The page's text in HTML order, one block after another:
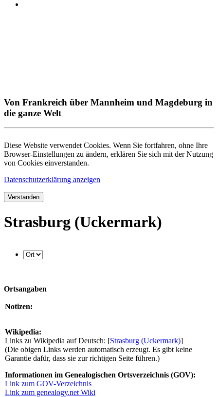
Von Frankreich über Mannheim und Magdeburg in
die ganze Welt
Diese Website verwendet Cookies. Wenn Sie fortfahren, ohne Ihre
Browser-Einstellungen zu ändern, erklären Sie sich mit der Nutzung
von Cookies einverstanden.
Datenschutzerklärung anzeigen
Verstanden
Strasburg (Uckermark)
Ortsangaben
Notizen:
Wikipedia:
Links zu Wikipedia auf Deutsch: [Strasburg (Uckermark)]
(Die obigen Links werden automatisch erzeugt. Es gibt keine
Garantie dafür, dass sie zur richtigen Seite führen.)
Informationen im Genealogischen Ortsverzeichnis (GOV):
Link zum GOV-Verzeichnis
Link zum genealogy.net Wiki